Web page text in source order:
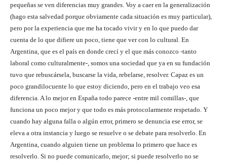
pequeñas se ven diferencias muy grandes. Voy a caer en la generalización
(hago esta salvedad porque obviamente cada situación es muy particular),
pero por la experiencia que me ha tocado vivir y en lo que puedo dar
cuenta de lo que difiere un poco, tiene que ver con lo cultural. En
Argentina, que es el país en donde crecí y el que más conozco -tanto
laboral como culturalmente-, somos una sociedad que ya en su fundación
tuvo que rebuscársela, buscarse la vida, rebelarse, resolver. Capaz es un
poco grandilocuente lo que estoy diciendo, pero en el trabajo veo esa
diferencia. A lo mejor en España todo parece -entre mil comillas-, que
funciona un poco mejor y que todo es más protocolarmente respetado. Y
cuando hay alguna falla o algún error, primero se denuncia ese error, se
eleva a otra instancia y luego se resuelve o se debate para resolverlo. En
Argentina, cuando alguien tiene un problema lo primero que hace es
resolverlo. Si no puede comunicarlo, mejor; si puede resolverlo no se